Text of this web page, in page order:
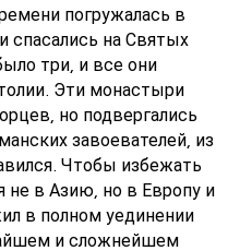
погружалась в
спасались на Святых
три, и все они
Эти монастыри
но подвергались
завоевателей, из
Чтобы избежать
не в Азию, но в Европу и
в полном уединении
и сложнейшем